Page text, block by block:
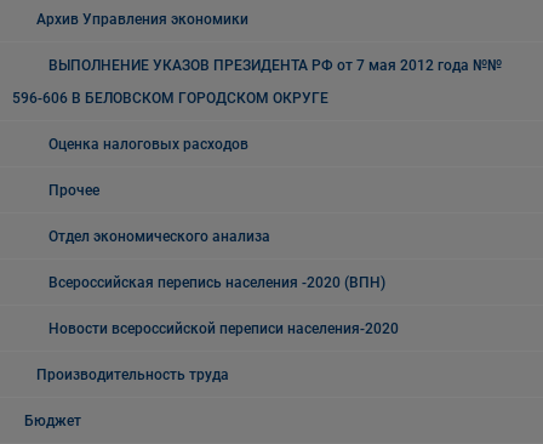
Архив Управления экономики
ВЫПОЛНЕНИЕ УКАЗОВ ПРЕЗИДЕНТА РФ от 7 мая 2012 года №№
596-606 В БЕЛОВСКОМ ГОРОДСКОМ ОКРУГЕ
Оценка налоговых расходов
Прочее
Отдел экономического анализа
Всероссийская перепись населения -2020 (ВПН)
Новости всероссийской переписи населения-2020
Производительность труда
Бюджет